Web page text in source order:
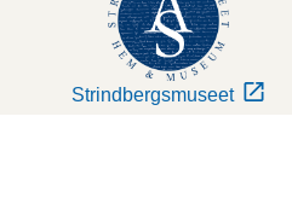
Strindbergsmuseet